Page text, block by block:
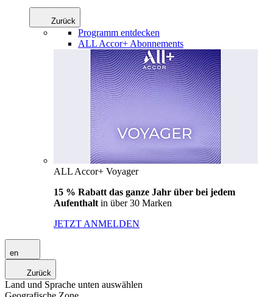
Zurück
Programm entdecken
ALL Accor+ Abonnements
ALL Accor+ Voyager
15 % Rabatt das ganze Jahr über bei jedem
Aufenthalt in über 30 Marken
JETZT ANMELDEN
en
Zurück
Land und Sprache unten auswählen